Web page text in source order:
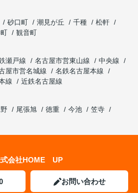
砂口町 潮見が丘 千種
松軒
観音町
瀬戸線 名古屋市営東山線
中央線
屋市営名城線
名鉄名古屋本線
線
近鉄名古屋線
尾張旭 徳重 今池
笠寺
会社HOME UP
お問い合わせ